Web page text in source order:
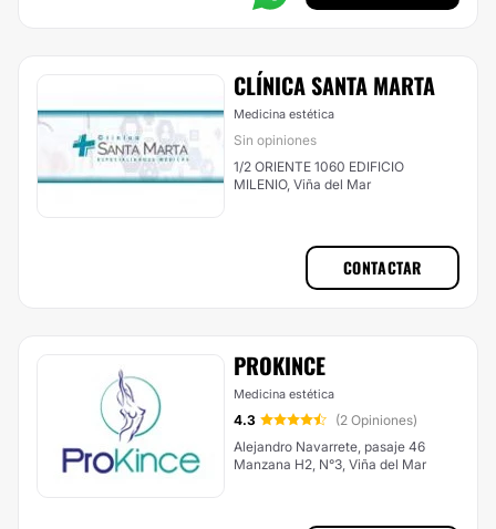
CLÍNICA SANTA MARTA
Medicina estética
Sin opiniones
1/2 ORIENTE 1060 EDIFICIO
MILENIO, Viña del Mar
CONTACTAR
PROKINCE
Medicina estética
4.3
(2 Opiniones)
Alejandro Navarrete, pasaje 46
Manzana H2, N°3, Viña del Mar